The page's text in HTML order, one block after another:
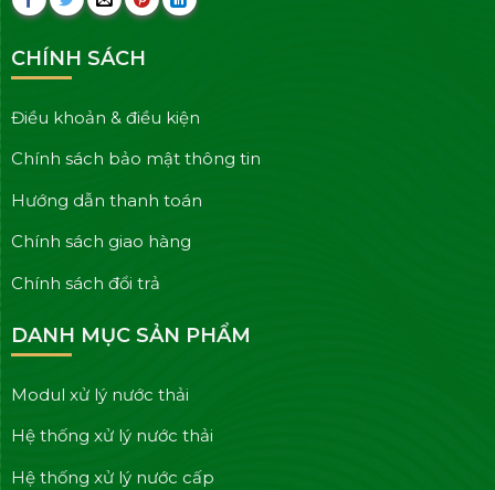
CHÍNH SÁCH
Điều khoản & điều kiện
Chính sách bảo mật thông tin
Hướng dẫn thanh toán
Chính sách giao hàng
Chính sách đổi trả
DANH MỤC SẢN PHẨM
Modul xử lý nước thải
Hệ thống xử lý nước thải
Hệ thống xử lý nước cấp